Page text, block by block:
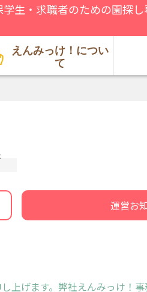
生・求職者のための園探
えんみっけ！につい
て
運営お